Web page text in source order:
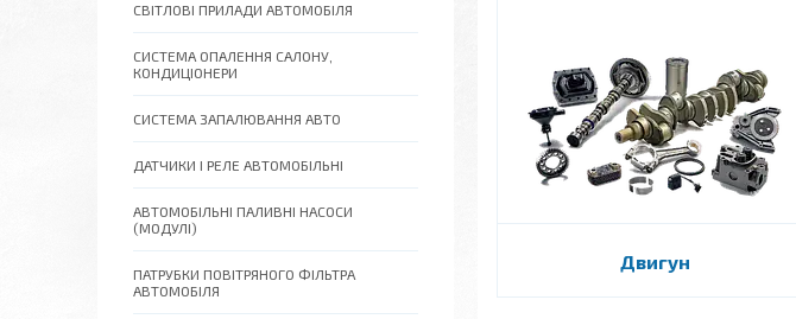
Двигун
СВІТЛОВІ ПРИЛАДИ АВТОМОБІЛЯ
СИСТЕМА ОПАЛЕННЯ САЛОНУ,
КОНДИЦІОНЕРИ
СИСТЕМА ЗАПАЛЮВАННЯ АВТО
ДАТЧИКИ І РЕЛЕ АВТОМОБІЛЬНІ
АВТОМОБІЛЬНІ ПАЛИВНІ НАСОСИ
(МОДУЛІ)
ПАТРУБКИ ПОВІТРЯНОГО ФІЛЬТРА
АВТОМОБІЛЯ